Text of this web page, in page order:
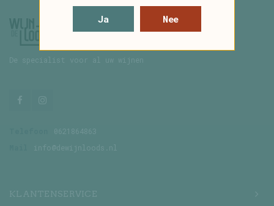
De specialist voor al uw wijnen
0621864863
info@dewijnloods.nl
KLANTENSERVICE
Ja Nee